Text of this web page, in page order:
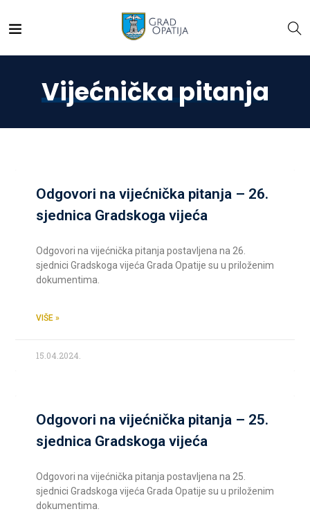
Vijećnička pitanja
Odgovori na vijećnička pitanja – 26.
sjednica Gradskoga vijeća
Odgovori na vijećnička pitanja postavljena na 26.
sjednici Gradskoga vijeća Grada Opatije su u priloženim
dokumentima.
VIŠE »
15.04.2024.
Odgovori na vijećnička pitanja – 25.
sjednica Gradskoga vijeća
Odgovori na vijećnička pitanja postavljena na 25.
sjednici Gradskoga vijeća Grada Opatije su u priloženim
dokumentima.